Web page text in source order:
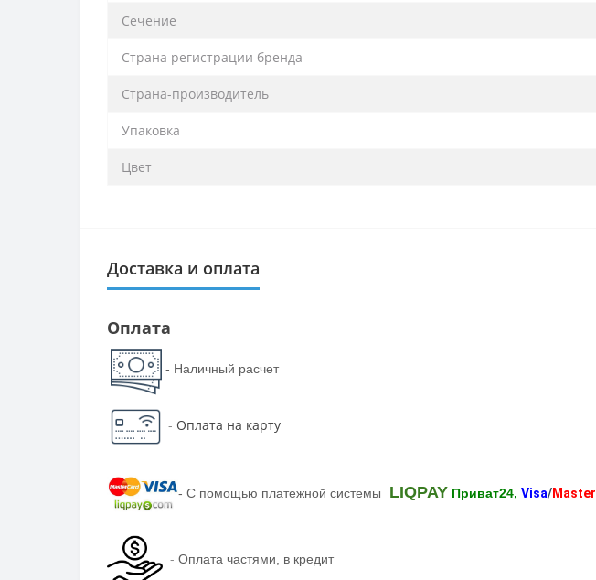
Сечение
Страна регистрации бренда
Страна-производитель
Упаковка
Цвет
Доставка и оплата
Оплата
- Наличный расчет
- Оплата на карту
- С помощью платежной системы LIQPAY Приват24, Visa/Master
- Оплата частями, в кредит